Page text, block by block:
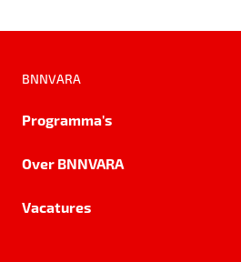
BNNVARA
Programma's
Over BNNVARA
Vacatures